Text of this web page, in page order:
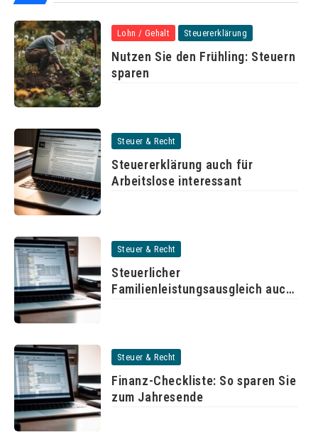
Lohn / Gehalt Steuererklärung
Nutzen Sie den Frühling: Steuern
sparen
Steuer & Recht
Steuererklärung auch für
Arbeitslose interessant
Steuer & Recht
Steuerlicher
Familienleistungsausgleich auch
Steuer & Recht
Finanz-Checkliste: So sparen Sie
zum Jahresende